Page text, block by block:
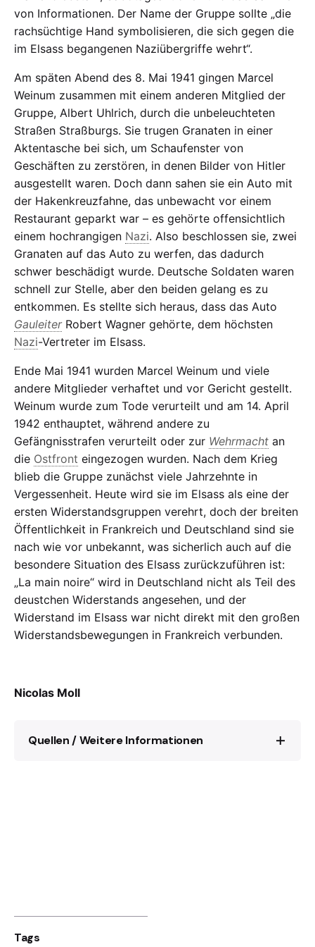
von Informationen. Der Name der Gruppe sollte „die
rachsüchtige Hand symbolisieren, die sich gegen die
im Elsass begangenen Naziübergriffe wehrt“.
Am späten Abend des 8. Mai 1941 gingen Marcel
Weinum zusammen mit einem anderen Mitglied der
Gruppe, Albert Uhlrich, durch die unbeleuchteten
Straßen Straßburgs. Sie trugen Granaten in einer
Aktentasche bei sich, um Schaufenster von
Geschäften zu zerstören, in denen Bilder von Hitler
ausgestellt waren. Doch dann sahen sie ein Auto mit
der Hakenkreuzfahne, das unbewacht vor einem
Restaurant geparkt war – es gehörte offensichtlich
einem hochrangigen Nazi. Also beschlossen sie, zwei
Granaten auf das Auto zu werfen, das dadurch
schwer beschädigt wurde. Deutsche Soldaten waren
schnell zur Stelle, aber den beiden gelang es zu
entkommen. Es stellte sich heraus, dass das Auto
GauleiterRobert Wagner gehörte, dem höchsten
Nazi-Vertreter im Elsass.
Ende Mai 1941 wurden Marcel Weinum und viele
andere Mitglieder verhaftet und vor Gericht gestellt.
Weinum wurde zum Tode verurteilt und am 14. April
1942 enthauptet, während andere zu
Gefängnisstrafen verurteilt oder zur Wehrmacht an
die Ostfront eingezogen wurden. Nach dem Krieg
blieb die Gruppe zunächst viele Jahrzehnte in
Vergessenheit. Heute wird sie im Elsass als eine der
ersten Widerstandsgruppen verehrt, doch der breiten
Öffentlichkeit in Frankreich und Deutschland sind sie
nach wie vor unbekannt, was sicherlich auch auf die
besondere Situation des Elsass zurückzuführen ist:
„La main noire“ wird in Deutschland nicht als Teil des
deustchen Widerstands angesehen, und der
Widerstand im Elsass war nicht direkt mit den großen
Widerstandsbewegungen in Frankreich verbunden.
Nicolas Moll
Quellen / Weitere Informationen
weinum-la-main-noire/
Tags